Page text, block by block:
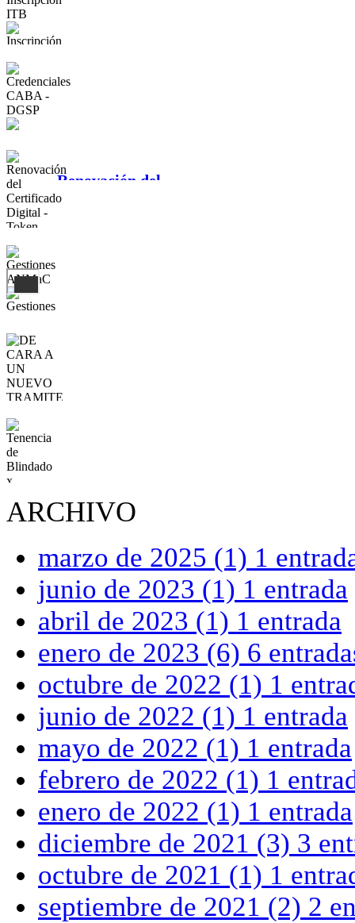
Renovación del
Certificado
TRAMITE
ARCHIVO
marzo de 2025 (1) 1
junio de 2023 (1) 1 entrada
abril de 2023 (1) 1 entrada
enero de 2023 (6) 6
octubre de 2022 (1) 1
junio de 2022 (1) 1 entrada
mayo de 2022 (1) 1 entrada
febrero de 2022 (1) 1
enero de 2022 (1) 1 entrada
diciembre de 2021 (3) 3
octubre de 2021 (1) 1
septiembre de 2021 (2) 2